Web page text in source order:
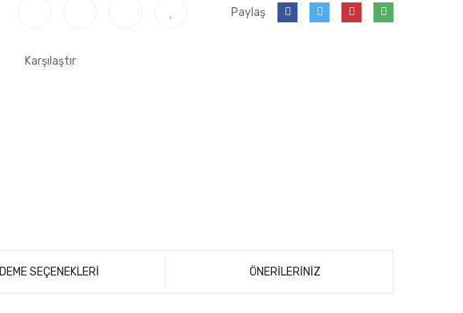
Paylaş
Karşılaştır
SEÇENEKLERİ ÖNERİLERİNİZ